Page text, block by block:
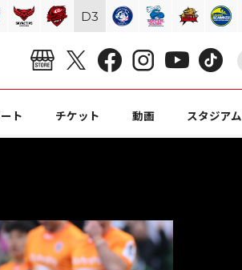
ト チケット 動画 スタジアム
D3